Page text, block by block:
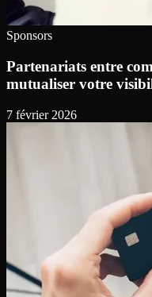
Sponsors
Partenariats entre
mutualiser votre
7 février 2026